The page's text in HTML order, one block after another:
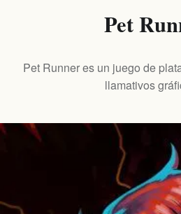
Pet
Pet Runner es un juego de
llamativos